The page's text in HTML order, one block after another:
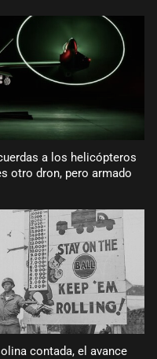
a los helicópteros
otro dron, pero armado
contada, el avance